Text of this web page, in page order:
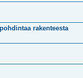
rakenteesta